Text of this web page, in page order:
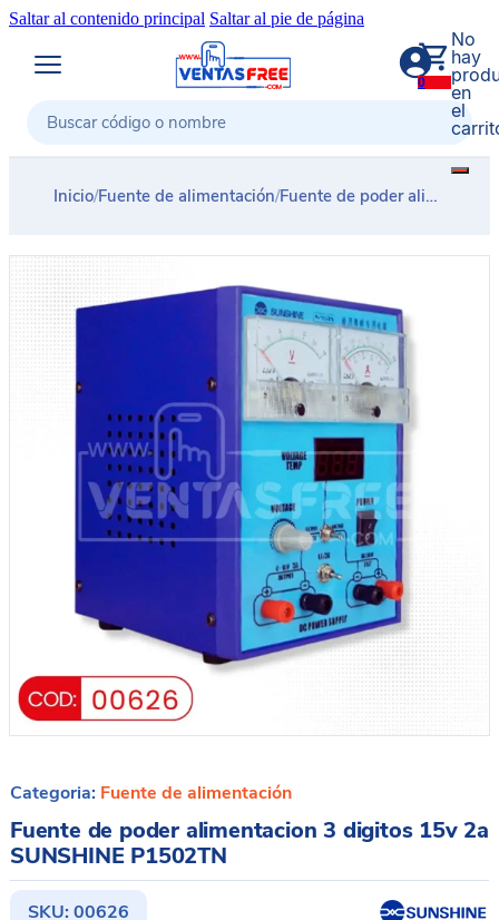
Saltar al contenido principal Saltar al pie de página
Buscar
0
No
hay
en
el
Inicio/Fuente de alimentación/Fuente de poder alimentacion 3 digitos 15v 2a SUNSHINE P1502TN
Categoria: Fuente de alimentación
Fuente de poder alimentacion 3 digitos 15v 2a
SUNSHINE P1502TN
SKU: 00626